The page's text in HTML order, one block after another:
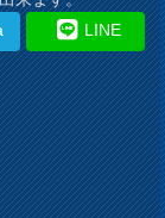
LINE